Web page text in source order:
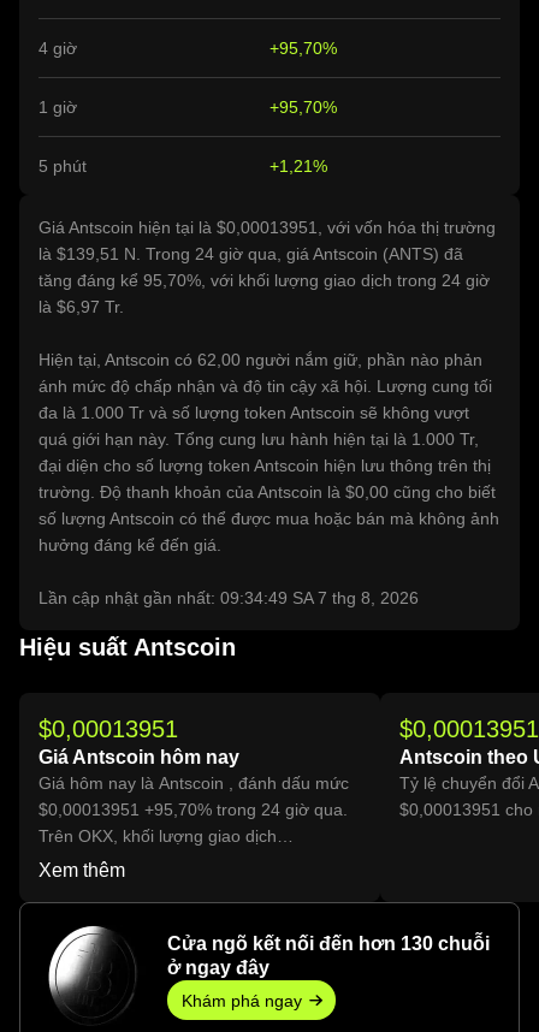
4 giờ +95,70%
1 giờ +95,70%
5 phút +1,21%
Giá Antscoin hiện tại là $0,00013951, với vốn hóa thị trường
là $139,51 N. Trong 24 giờ qua, giá Antscoin (ANTS) đã
tăng đáng kể 95,70%, với khối lượng giao dịch trong 24 giờ
là $6,97 Tr.
Hiện tại, Antscoin có 62,00 người nắm giữ, phần nào phản
ánh mức độ chấp nhận và độ tin cậy xã hội. Lượng cung tối
đa là 1.000 Tr và số lượng token Antscoin sẽ không vượt
quá giới hạn này. Tổng cung lưu hành hiện tại là 1.000 Tr,
đại diện cho số lượng token Antscoin hiện lưu thông trên thị
trường. Độ thanh khoản của Antscoin là $0,00 cũng cho biết
số lượng Antscoin có thể được mua hoặc bán mà không ảnh
hưởng đáng kể đến giá.
Lần cập nhật gần nhất: 09:34:49 SA 7 thg 8, 2026
Hiệu suất Antscoin
$0,00013951
Giá Antscoin hôm nay
Giá hôm nay là Antscoin , đánh dấu mức
$0,00013951 +95,70% trong 24 giờ qua.
Trên OKX, khối lượng giao dịch
Antscoinhôm nay đã đạt 49.929.786.587,
Xem thêm
$0,00013951
Antscoin theo
Tỷ lệ chuyển đổi
$0,00013951 cho
Cửa ngõ kết nối đến hơn 130 chuỗi
ở ngay đây
Khám phá ngay